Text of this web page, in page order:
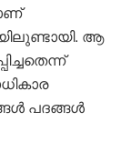
ആ
പദങ്ങൾ